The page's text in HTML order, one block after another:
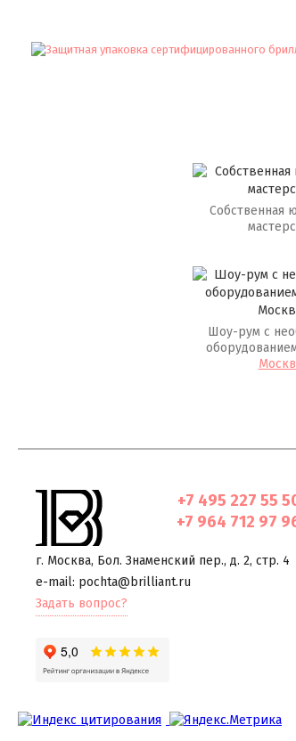
Собственная
Шоу-рум с
+7 495 227 55
+7 964 712 97
г. Москва, Бол. Знаменский пер., д. 2, стр. 4
e-mail: pochta@brilliant.ru
Задать вопрос?